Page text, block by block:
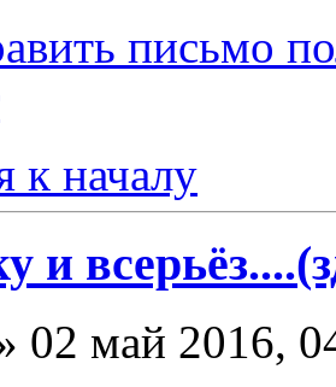
письмо
к началу
и
02 май 2016,